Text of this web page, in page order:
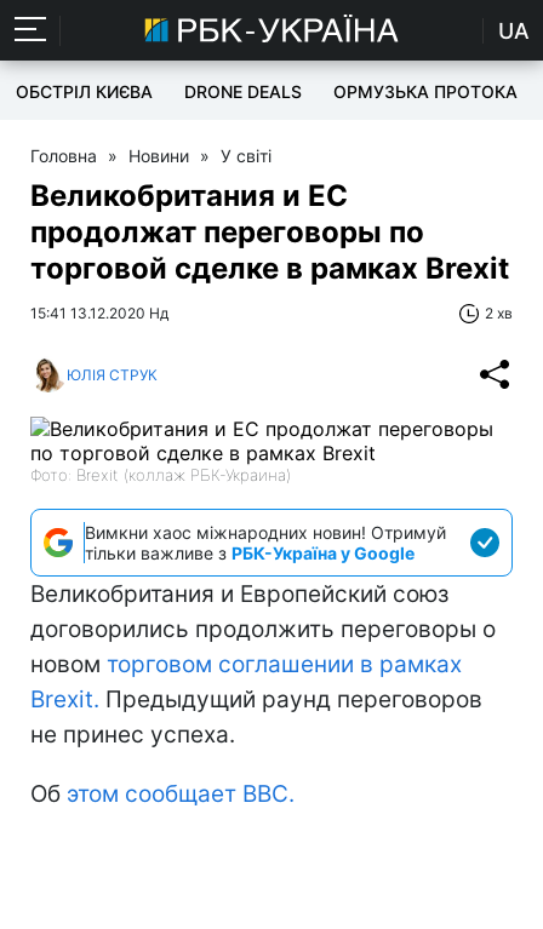
UA
ОБСТРІЛ КИЄВА DRONE DEALS ОРМУЗЬКА ПРОТОКА
Головна » Новини » У світі
Великобритания и ЕС
продолжат переговоры по
торговой сделке в рамках Brexit
15:41 13.12.2020 Нд 2 хв
ЮЛІЯ СТРУК
Фото: Brexit (коллаж РБК-Украина)
Вимкни хаос міжнародних новин! Отримуй
тільки важливе з РБК-Україна у Google
Великобритания и Европейский союз
договорились продолжить переговоры о
новом торговом соглашении в рамках
Brexit. Предыдущий раунд переговоров
не принес успеха.
Об этом сообщает BBC.